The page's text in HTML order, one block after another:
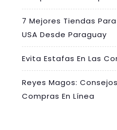
7 Mejores Tiendas
USA Desde Paraguay
Evita Estafas En Las
Reyes Magos:
Compras En Línea